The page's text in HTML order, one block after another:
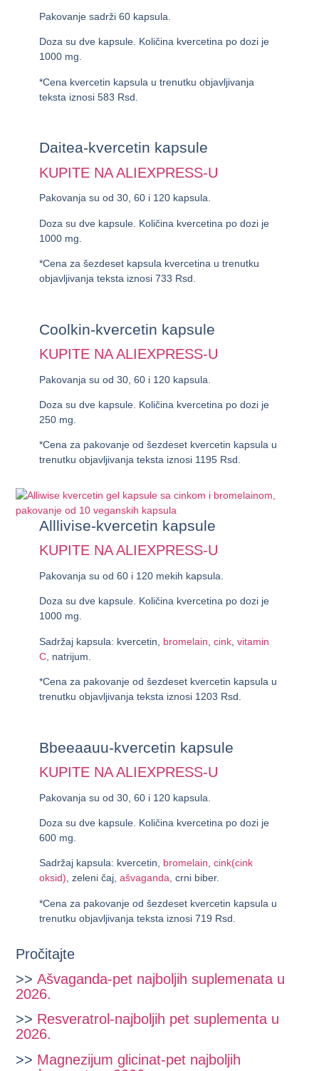
Pakovanje sadrži 60 kapsula.
Doza su dve kapsule. Količina kvercetina po dozi je
1000 mg.
*Cena kvercetin kapsula u trenutku objavljivanja
teksta iznosi 583 Rsd
Daitea-kvercetin kapsule
KUPITE NA ALIEXPRESS-U
Pakovanja su od 30, 60 i 120 kapsula.
Doza su dve kapsule. Količina kvercetina po dozi je
1000 mg.
*Cena za šezdeset kapsula kvercetina u trenutku
objavljivanja teksta iznosi 733 Rsd
Coolkin-kvercetin kapsule
KUPITE NA ALIEXPRESS-U
Pakovanja su od 30, 60 i 120 kapsula.
Doza su dve kapsule. Količina kvercetina po dozi je
250 mg.
*Cena za pakovanje od šezdeset kvercetin kapsula u
trenutku objavljivanja teksta iznosi 1195 Rsd.
Alllivise-kvercetin kapsule
KUPITE NA ALIEXPRESS-U
Pakovanja su od 60 i 120 mekih kapsula.
Doza su dve kapsule. Količina kvercetina po dozi je
1000 mg.
Sadržaj kapsula: kvercetin, bromelain cink, vitamin
C, natrijum.
*Cena za pakovanje od šezdeset kvercetin kapsula u
trenutku objavljivanja teksta iznosi 1203 Rsd
Bbeeaauu-kvercetin kapsule
KUPITE NA ALIEXPRESS-U
Pakovanja su od 30, 60 i 120 kapsula.
Doza su dve kapsule. Količina kvercetina po dozi je
600 mg.
Sadržaj kapsula: kvercetin, bromelain, cink(cink
oksid), zeleni čaj, ašvaganda, crni biber.
*Cena za pakovanje od šezdeset kvercetin kapsula u
trenutku objavljivanja teksta iznosi 719 Rsd
Pročitajte
>>Ašvaganda-pet najboljih suplemenata u
2026.
>> Resveratrol-najboljih pet suplementa u
2026.
>> Magnezijum glicinat-pet najboljih